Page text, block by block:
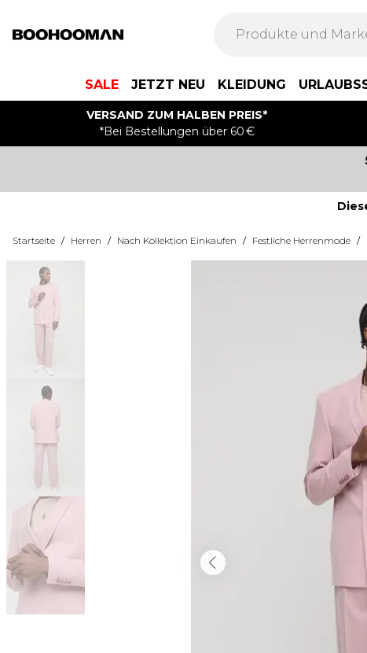
SALE JETZT NEU KLEIDUNG
VERSAND ZUM HALBEN PREIS*
*Bei Bestellungen über 60 €
Startseite / Herren / Nach Kollektion Einkaufen / Festliche Herrenmode /